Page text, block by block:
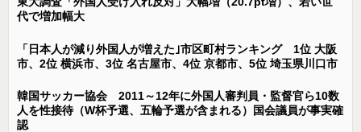
代で増加幅大
「日本人が減り外国人が増えた｣市区町村ランキング 1位 大阪
市、2位 横浜市、3位 名古屋市、4位 京都市、5位 埼玉県川口市
韓国サッカー協会 2011～12年に外国人審判員・監督官ら10数
人を性接待（W杯予選、五輪予選が含まれる）国会議員が事実確
認